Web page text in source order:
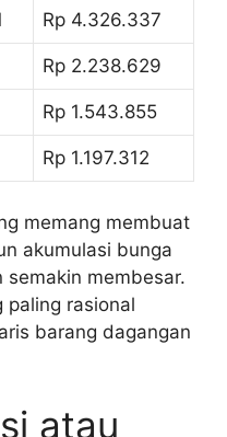
Rp 4.326.337
Rp 2.238.629
Rp 1.543.855
Rp 1.197.312
memang membuat
akumulasi bunga
membesar.
paling rasional
barang dagangan
atau